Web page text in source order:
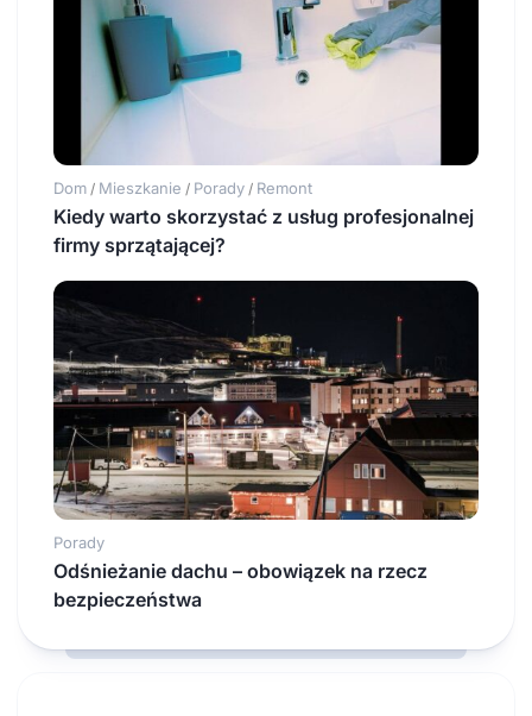
Dom / Mieszkanie / Porady / Remont
Kiedy warto skorzystać z usług profesjonalnej
firmy sprzątającej?
Porady
Odśnieżanie dachu – obowiązek na rzecz
bezpieczeństwa